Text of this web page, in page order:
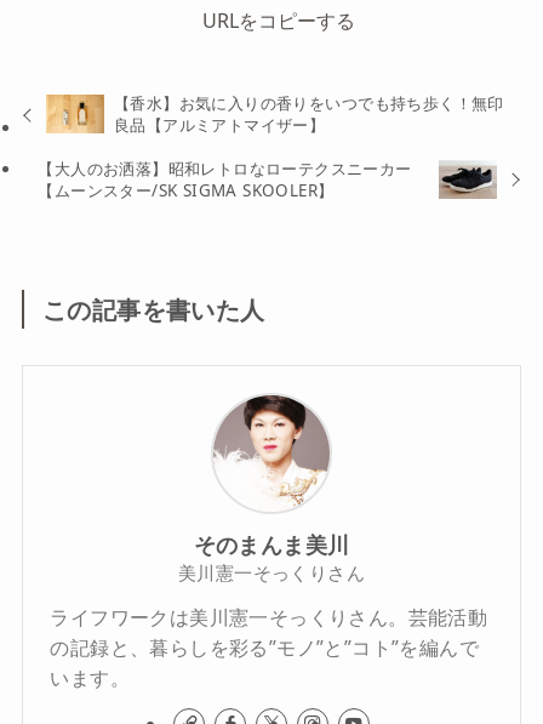
URLをコピーする
【香水】お気に入りの香りをいつでも持ち歩く！無印
良品【アルミアトマイザー】
【大人のお洒落】昭和レトロなローテクスニーカー
【ムーンスター/SK SIGMA SKOOLER】
この記事を書いた人
そのまんま美川
美川憲一そっくりさん
ライフワークは美川憲一そっくりさん。芸能活動
の記録と、暮らしを彩る”モノ”と”コト”を編んで
います。